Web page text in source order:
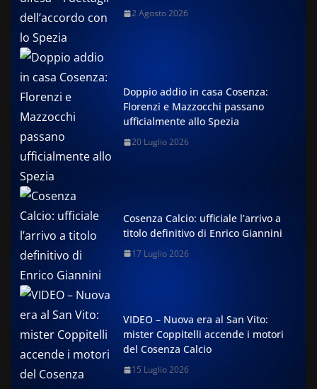
2 Agosto 2026
Doppio addio in casa Cosenza:
Florenzi e Mazzocchi passano
ufficialmente allo Spezia
20 Luglio 2026
Cosenza Calcio: ufficiale l’arrivo a
titolo definitivo di Enrico Giannini
17 Luglio 2026
VIDEO – Nuova era al San Vito:
mister Coppitelli accende i motori
del Cosenza Calcio
15 Luglio 2026